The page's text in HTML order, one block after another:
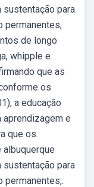
sustentação para
permanentes,
de longo
whipple e
que as
os
a educação
aprendizagem e
que os.
sustentação para
permanentes,.